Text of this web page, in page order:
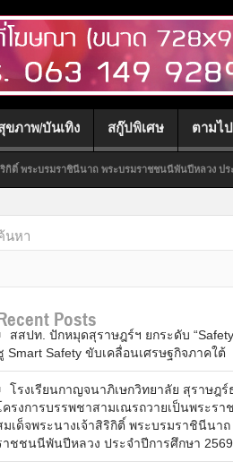
ขภาพ/บันเทิง สกู๊ปพิเศษ ตามไ
ะบรมราชชนนีพันปีหลวง ประจำปีการศึกษา 2569
นหา
Posts
สสปท. ปักหมุดสุราษฎร์ฯ ยกระดับ
Smart Safety ขับเคลื่อนเศรษฐกิจภาคใต้
โรงเรียนกาญจนาภิเษกวิทยาลัย สุราษฎ
ครงการบรรพชาสามเณรถวายเป็นพระรา
มเด็จพระนางเจ้าสิริกิติ์ พระบรมราชินีนา
าชชนนีพันปีหลวง ประจำปีการศึกษา 2569